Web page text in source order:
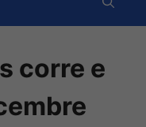
corre e